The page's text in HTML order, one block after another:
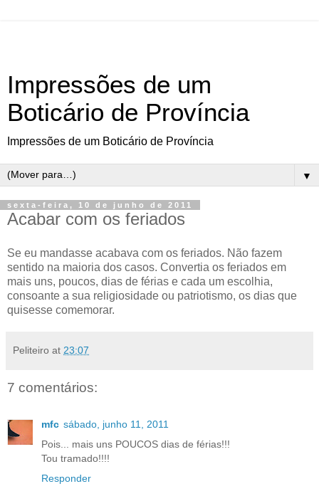
Impressões de um
Boticário de Província
Impressões de um Boticário de Província
▼
sexta-feira, 10 de junho de 2011
Acabar com os feriados
Se eu mandasse acabava com os feriados. Não fazem
sentido na maioria dos casos. Convertia os feriados em
mais uns, poucos, dias de férias e cada um escolhia,
consoante a sua religiosidade ou patriotismo, os dias que
quisesse comemorar.
Peliteiro at 23:07
7 comentários:
mfc sábado, junho 11, 2011
Pois... mais uns POUCOS dias de férias!!!
Tou tramado!!!!
Responder